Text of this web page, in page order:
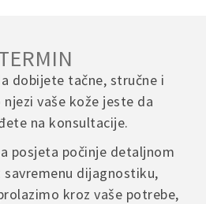
dobijete tačne, stručne i
vaše kože jeste da
na konsultacije.
posjeta počinje detaljnom
savremenu dijagnostiku,
kroz vaše potrebe,